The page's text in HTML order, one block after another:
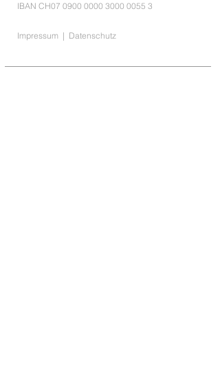
IBAN CH07 0900 0000 3000 0055 3
Impressum | Datenschutz